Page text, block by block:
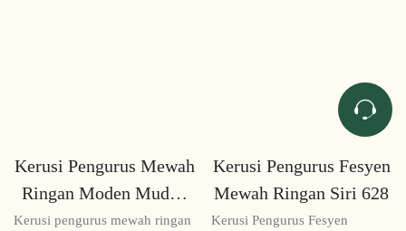
Kerusi Pengurus Mewah
Ringan Moden Mudah
Siri 623
Kerusi pengurus mewah ringan
Kerusi Pengurus Fesyen
Mewah Ringan Siri 628
Kerusi Pengurus Fesyen